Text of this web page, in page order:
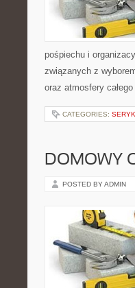
pośpiechu i
związanych z
oraz atmosfery
CATEGORIES:
DOMOWY
POSTED BY ADMIN